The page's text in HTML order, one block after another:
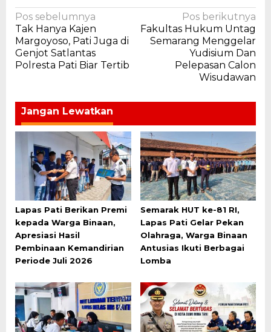
Navigasi
pos
Pos sebelumnya
Tak Hanya Kajen
Margoyoso, Pati Juga di
Genjot Satlantas
Polresta Pati Biar Tertib
Pos berikutnya
Fakultas Hukum Untag
Semarang Menggelar
Yudisium Dan
Pelepasan Calon
Wisudawan
Jangan Lewatkan
Lapas Pati Berikan Premi
kepada Warga Binaan,
Apresiasi Hasil
Pembinaan Kemandirian
Periode Juli 2026
Semarak HUT ke-81 RI,
Lapas Pati Gelar Pekan
Olahraga, Warga Binaan
Antusias Ikuti Berbagai
Lomba